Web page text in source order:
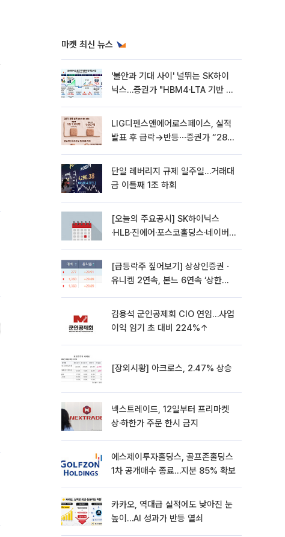
마켓 최신 뉴스
'불안과 기대 사이' 널뛰는 SK하이
닉스…증권가 "HBM4·LTA 기반 펀
LIG디펜스앤에어로스페이스, 실적
발표 후 급락→반등⋯증권가 “28년
단일 레버리지 규제 일주일…거래대
금 이틀째 1조 하회
[오늘의 주요공시] SK하이닉스
·HLB·진에어·포스코홀딩스·네이버·
[급등락주 짚어보기] 상상인증권ㆍ
유니켐 2연속, 본느 6연속 ‘상한
김용석 군인공제회 CIO 연임…사업
이익 임기 초 대비 224%↑
[장외시황] 아크로스, 2.47% 상승
넥스트레이드, 12일부터 프리마켓
상·하한가 주문 한시 금지
에스제이투자홀딩스, 골프존홀딩스
1차 공개매수 종료…지분 85% 확보
카카오, 역대급 실적에도 낮아진 눈
높이…AI 성과가 반등 열쇠